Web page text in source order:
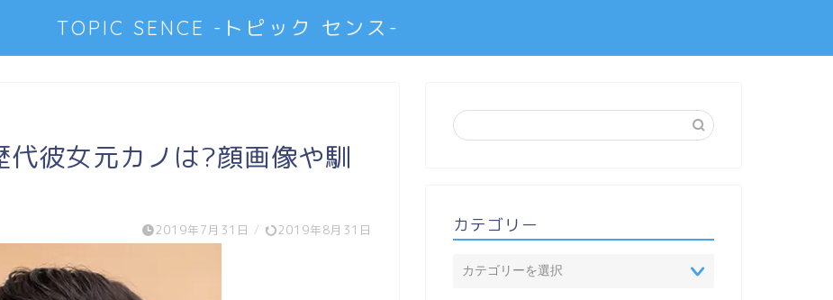
TOPIC SENCE -トピック センス-
彼女元カノは?顔画像や馴
2019年7月31日 / 2019年8月31日 カテゴリー